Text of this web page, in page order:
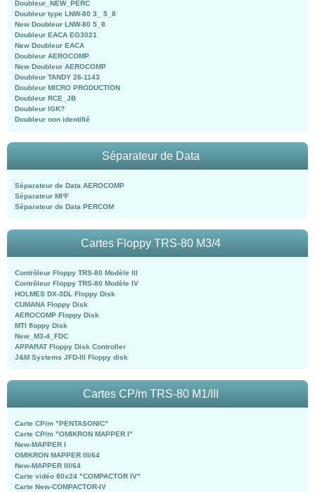
Doubleur_NEW_PERC
Doubleur type LNW-80 3_ 5_8
New Doubleur LNW-80 5_8
Doubleur EACA EG3021
New Doubleur EACA
Doubleur AEROCOMP
New Doubleur AEROCOMP
Doubleur TANDY 26-1143
Doubleur MICRO PRODUCTION
Doubleur RCE_JB
Doubleur IGK?
Doubleur non identifié
Séparateur de Data
Séparateur de Data AEROCOMP
Séparateur MI²F
Séparateur de Data PERCOM
Cartes Floppy TRS-80 M3/4
Contrôleur Floppy TRS-80 Modèle III
Contrôleur Floppy TRS-80 Modèle IV
HOLMES DX-3DL Floppy Disk
CUMANA Floppy Disk
AEROCOMP Floppy Disk
MTI floppy Disk
New_M3-4_FDC
APPARAT Floppy Disk Controller
J&M Systems JFD-III Floppy disk
Cartes CP/m TRS-80 M1/III
Carte CP/m "PENTASONIC"
Carte CP/m "OMIKRON MAPPER I"
New-MAPPER I
OMIKRON MAPPER III/64
New-MAPPER III/64
Carte vidéo 80x24 "COMPACTOR IV"
Carte New-COMPACTOR-IV